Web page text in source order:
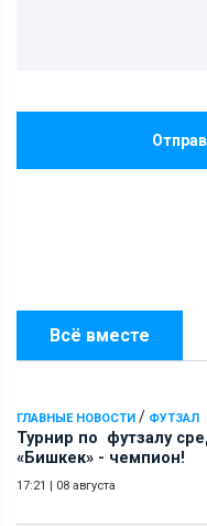
Всё вместе
ГЛАВНЫЕ НОВОСТИ / ФУТЗАЛ
Турнир по футзалу
«Бишкек» - чемпион!
17:21 | 08 августа